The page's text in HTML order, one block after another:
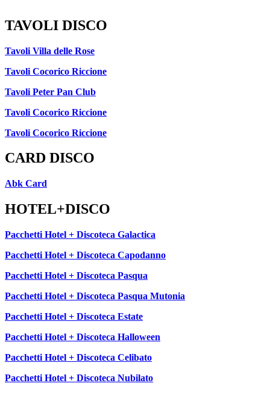
TAVOLI DISCO
Tavoli Villa delle Rose
Tavoli Cocorico Riccione
Tavoli Peter Pan Club
Tavoli Cocorico Riccione
Tavoli Cocorico Riccione
CARD DISCO
Abk Card
HOTEL+DISCO
Pacchetti Hotel + Discoteca Galactica
Pacchetti Hotel + Discoteca Capodanno
Pacchetti Hotel + Discoteca Pasqua
Pacchetti Hotel + Discoteca Pasqua Mutonia
Pacchetti Hotel + Discoteca Estate
Pacchetti Hotel + Discoteca Halloween
Pacchetti Hotel + Discoteca Celibato
Pacchetti Hotel + Discoteca Nubilato